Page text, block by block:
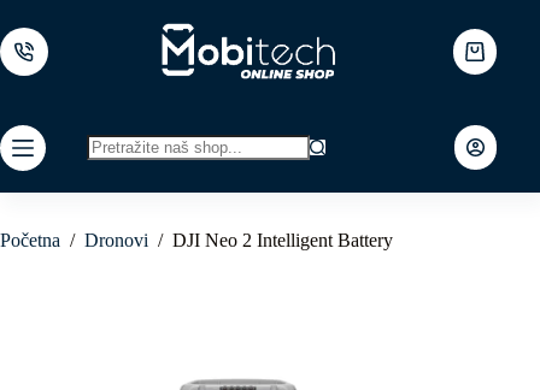
to
content
Shopping
cart
results
Početna / Dronovi / DJI Neo 2 Intelligent Battery